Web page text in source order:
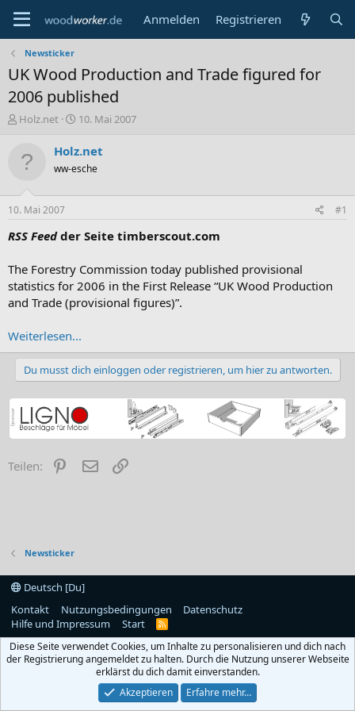
Anmelden Registrieren
Newsticker
UK Wood Production and Trade figured for
2006 published
E
t
e
r
Holz.net
E
s
e
a
10. Mai 2007
Holz.net
ww-esche
10. Mai 2007 #1
RSS Feedder Seite timberscout.com
The Forestry Commission today published provisional
statistics for 2006 in the First Release “UK Wood Production
and Trade (provisional figures)”.
Weiterlesen...
Du musst dich einloggen oder registrieren, um hier zu antworten.
Teilen: PinterestE-Mail
Newsticker
Deutsch [Du]
Kontakt
Nutzungsbedingungen
Datenschutz
Hilfe und Impressum
Start
R
S
Diese Seite verwendet Cookies, um Inhalte zu personalisieren und dich nach
der Registrierung angemeldet zu halten. Durch die Nutzung unserer Webseite
erklärst du dich damit einverstanden.
Akzeptieren
Erfahre mehr…